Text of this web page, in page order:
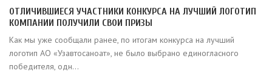
ОТЛИЧИВШИЕСЯ УЧАСТНИКИ КОНКУРСА НА ЛУЧШИЙ ЛОГОТИП
КОМПАНИИ ПОЛУЧИЛИ СВОИ ПРИЗЫ
Как мы уже сообщали ранее, по итогам конкурса на лучший
логотип АО «Узавтосаноат», не было выбрано единогласного
победителя, одн...